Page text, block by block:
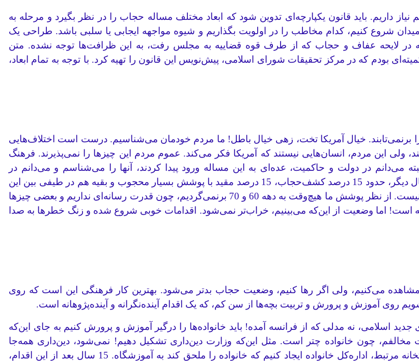
داریم. باید قانون یکپارچه‌ای تدوین شود که ابعاد مختلف مساله حجاب را در نظر بگیرد و مرحله به
میدان‌ شروع کنیم، کدام مخاطب را در اولویت بگذاریم و شیوه مواجهه ایجابی یا سلبی باشد. طراحی یک
در لایحه عفاف و حجاب که از طرف قوه قضاییه به مجلس رفت، به این ظرافت‌ها توجه نشده. متن
بودم که در مرکز تحقیقات شورای اسلامی، پیش‌نویس‌ این قانون را تهیه کرد. با توجه به تمام ابعاد،
برنمی‌تابند. خیال آمریکا تخت، زهی خیال باطل! ما مردم خودمان می‌شناسیم. درست است اختلاف‌هایی
این مردم، انسان‌هایی نیستند که آمریکا فکر می‌کند. عموم مردم این چیزها را نمی‌پذیرند. فرهنگ
می‌دانم در دولت و حاکمیت، عده‌ای به این مساله ورود پیدا کردند، آنها را می‌شناسم و می‌دانم در
کارهای‌شان به‌هم‌ریختگی وجود دارد. اما بازهم می‌گویم تا 3 سال دیگر، حدود 15 درصد کشف‌حجاب، 15 درصد مقید با پوشش بسیار محجوب و بقیه هم در طیفی بین این
دو قشر، قرار می‌گیرند. شرایطی که به‌وجود آمد، بازگشت‌پذیر نیست. از نظر پوشش ما هیچ‌وقت به دهه 60 و 70 برنمی‌گردیم، چون قدرت رسانه‌ای نداریم و بعضی چیزها
است! اما وضعیت از این‌که می‌بینیم، خراب‌تر نمی‌شود. اقدامات خوبی شروع شده و زنگ خطرها به صدا
مشاهده می‌کنیم، ولی اگر رها کنیم، وضعیت حجاب بدتر می‌شود. بهترین کار فرهنگی این است که روی
روی آموزش و پرورش و تربیت بچه‌ها از سن کم، که یک اقدام آینده‌نگرانه و آینده‌پژوهانه است.
اسلامی، نه مدلی که از فرانسه آمده! باید خانواده‌ها را درگیر آموزش و پرورش کنیم به‌ جای این‌که
مخالفم، چون خانواده چتر است. مثل این‌که وزارت دین‌داری تشکیل دهیم! نمی‌شود، دین‌داری همه‌جا
هست. به جای این‌که وزارت خانواده تشکیل دهیم، در هر وزارتخانه مرتبط، اداره‌کل خانواده ایجاد کنیم که خانواده را ملحق کند به آموزشگاه. 15 سال بعد از این اقدام،